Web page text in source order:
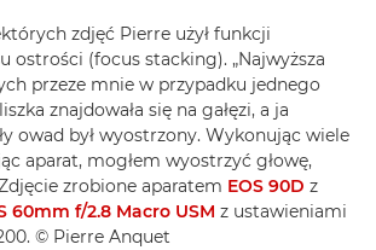
zdjęć Pierre użył funkcji
ostrości (focus stacking). „Najwyższa
przeze mnie w przypadku jednego
znajdowała się na gałęzi, a ja
owad był wyostrzony. Wykonując wiele
aparat, mogłem wyostrzyć głowę,
zrobione aparatem EOS 90D z
60mm f/2.8 Macro USM z ustawieniami
© Pierre Anquet